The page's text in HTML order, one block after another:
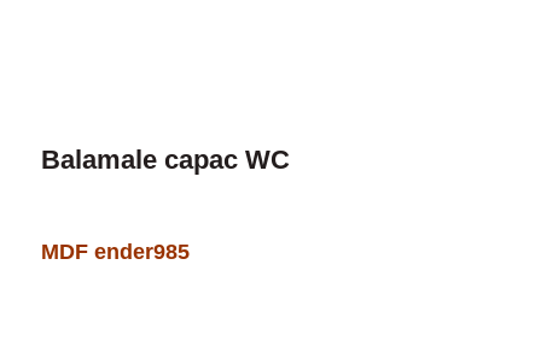
Balamale capac WC
MDF ender985